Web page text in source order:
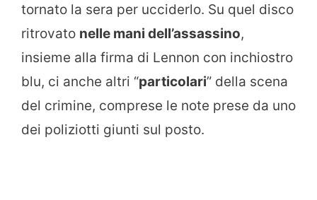
tornato la sera per ucciderlo. Su quel disco
ritrovato nelle mani dell’assassino,
insieme alla firma di Lennon con inchiostro
blu, ci anche altri “particolari” della scena
del crimine, comprese le note prese da uno
dei poliziotti giunti sul posto.